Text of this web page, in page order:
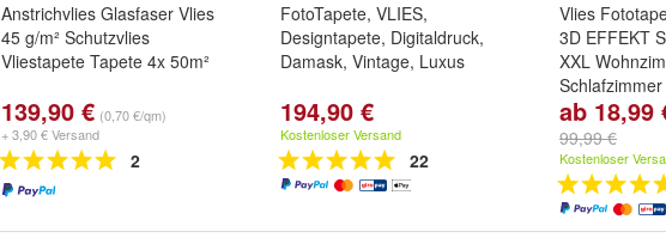
Anstrichvlies Glasfaser Vlies
45 g/m² Schutzvlies
Vliestapete Tapete 4x 50m²
139,90 € (0,70 €/qm)
+ 3,90 € Versand
2
FotoTapete, VLIES,
Designtapete, Digitaldruck,
Damask, Vintage, Luxus
194,90 €
Kostenloser Versand
22
Vlies
3D EFFEKT
XXL
Schlafzimmer
Größe:
152x104 cm -
208x146 cm -
weitere ...
ab 18,99
99,99 €
Kostenloser